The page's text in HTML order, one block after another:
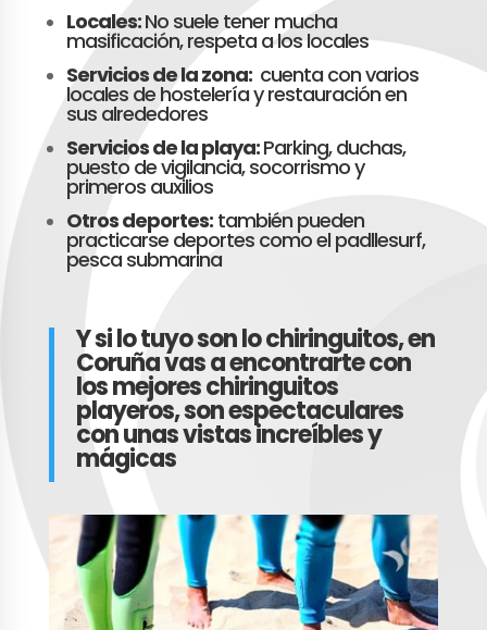
Locales:No suele tener mucha
masificación, respeta a los locales
Servicios de la zona: cuenta con varios
locales de hostelería y restauración en
sus alrededores
Servicios de la playa:Parking, duchas,
puesto de vigilancia, socorrismo y
primeros auxilios
Otros deportes:también pueden
practicarse deportes como el padllesurf,
pesca submarina
Y si lo tuyo son lo chiringuitos, en
Coruña vas a encontrarte con
los mejores chiringuitos
playeros, son espectaculares
con unas vistas increíbles y
mágicas